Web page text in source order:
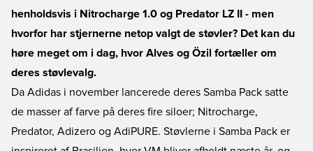
henholdsvis i Nitrocharge 1.0 og Predator LZ II - men
hvorfor har stjernerne netop valgt de støvler? Det kan du
høre meget om i dag, hvor Alves og Özil fortæller om
deres støvlevalg.
Da Adidas i november lancerede deres Samba Pack satte
de masser af farve på deres fire siloer; Nitrocharge,
Predator, Adizero og AdiPURE. Støvlerne i Samba Pack er